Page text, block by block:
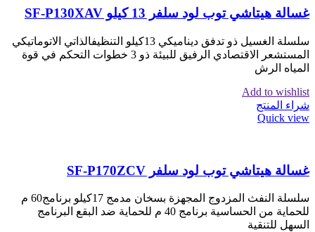
غسالة هيتاشي توب لود سلفر 13 كيلو SF-P130XAV
سلسلة الغسيل ذو تدفق ديناميكي 13كيلو التنظيفالذاتي الاتوماتيكي
المستشعر الاقتصادي الرفيق للبيئة ذو 3 خطوات التحكم في قوة
المياه الرش
Add to wishlist
شراء المنتج
Quick view
غسالة هيتاشي توب لود سلفر SF-P170ZCV
سلسلة النفث المزدوج المجهزة بسخان مدمج 17كيلو برنامج60 م
للحماية من الحساسية برنامج 40 م للحماية ضد البقع البرنامج
السهل للتنقية